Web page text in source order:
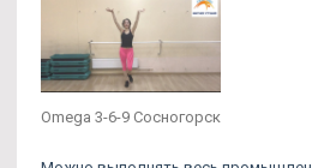
Omega 3-6-9 Сосногорск